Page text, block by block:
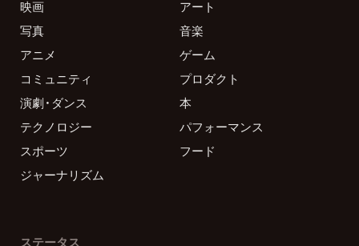
映画
アート
写真
音楽
アニメ
ゲーム
コミュニティ
プロダクト
演劇・ダンス
本
テクノロジー
パフォーマンス
スポーツ
フード
ジャーナリズム
ステータス